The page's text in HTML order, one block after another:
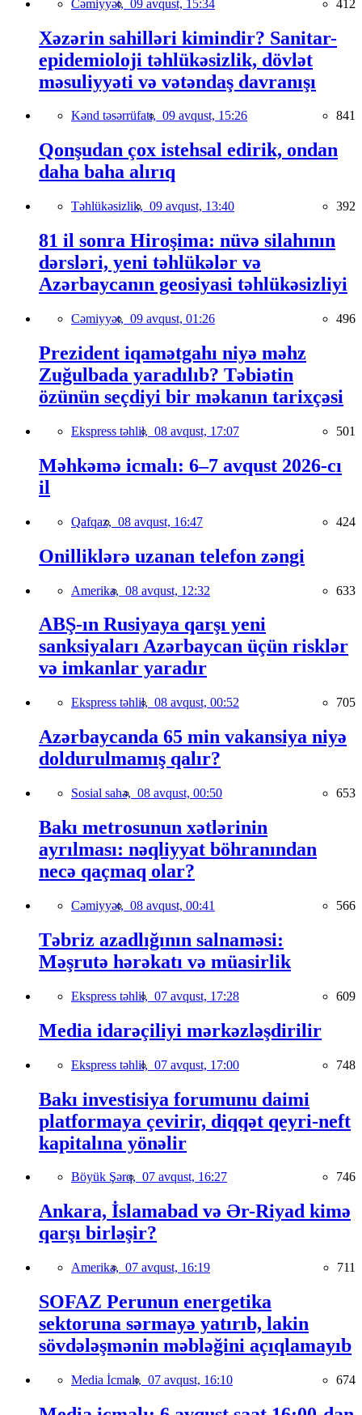
Cəmiyyət, 09 avqust, 15:34 412
Xəzərin sahilləri kimindir? Sanitar-
epidemioloji təhlükəsizlik, dövlət
məsuliyyəti və vətəndaş davranışı
Kənd təsərrüfatı, 09 avqust, 15:26 841
Qonşudan çox istehsal edirik, ondan
daha baha alırıq
Təhlükəsizlik, 09 avqust, 13:40 392
81 il sonra Hiroşima: nüvə silahının
dərsləri, yeni təhlükələr və
Azərbaycanın geosiyasi təhlükəsizliyi
Cəmiyyət, 09 avqust, 01:26 496
Prezident iqamətgahı niyə məhz
Zuğulbada yaradılıb? Təbiətin
özünün seçdiyi bir məkanın tarixçəsi
Ekspress təhlil, 08 avqust, 17:07 501
Məhkəmə icmalı: 6–7 avqust 2026-cı
il
Qafqaz, 08 avqust, 16:47 424
Onilliklərə uzanan telefon zəngi
Amerika, 08 avqust, 12:32 633
ABŞ-ın Rusiyaya qarşı yeni
sanksiyaları Azərbaycan üçün risklər
və imkanlar yaradır
Ekspress təhlil, 08 avqust, 00:52 705
Azərbaycanda 65 min vakansiya niyə
doldurulmamış qalır?
Sosial sahə, 08 avqust, 00:50 653
Bakı metrosunun xətlərinin
ayrılması: nəqliyyat böhranından
necə qaçmaq olar?
Cəmiyyət, 08 avqust, 00:41 566
Təbriz azadlığının salnaməsi:
Məşrutə hərəkatı və müasirlik
Ekspress təhlil, 07 avqust, 17:28 609
Media idarəçiliyi mərkəzləşdirilir
Ekspress təhlil, 07 avqust, 17:00 748
Bakı investisiya forumunu daimi
platformaya çevirir, diqqət qeyri-neft
kapitalına yönəlir
Böyük Şərq, 07 avqust, 16:27 746
Ankara, İslamabad və Ər-Riyad kimə
qarşı birləşir?
Amerika, 07 avqust, 16:19 711
SOFAZ Perunun energetika
sektoruna sərmayə yatırıb, lakin
sövdələşmənin məbləğini açıqlamayıb
Media İcmalı, 07 avqust, 16:10 674